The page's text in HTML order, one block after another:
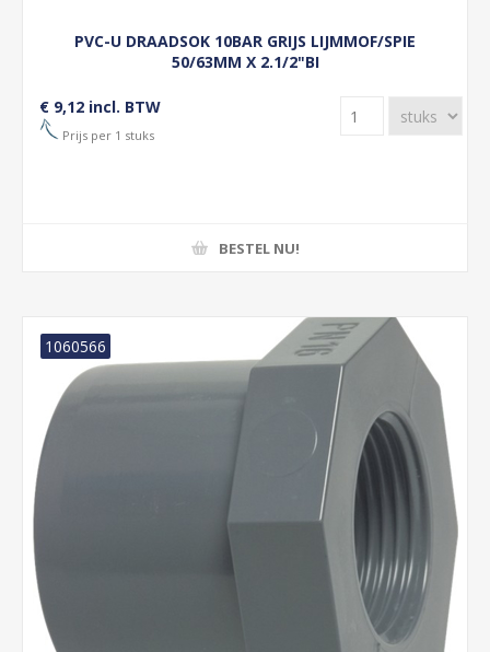
PVC-U DRAADSOK 10BAR GRIJS LIJMMOF/SPIE
50/63MM X 2.1/2"BI
€ 9,12 incl. BTW
Prijs per 1 stuks
BESTEL NU!
1060566